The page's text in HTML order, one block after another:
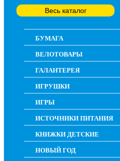
Весь каталог
БУМАГА
ВЕЛОТОВАРЫ
ГАЛАНТЕРЕЯ
ИГРУШКИ
ИГРЫ
ИСТОЧНИКИ ПИТАНИЯ
КНИЖКИ ДЕТСКИЕ
НОВЫЙ ГОД